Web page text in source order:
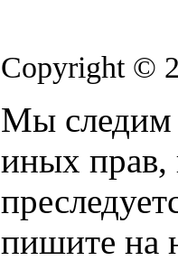
Copyright ©
Мы следим
иных прав,
пишите на